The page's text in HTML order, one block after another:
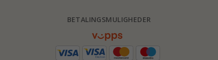
BETALINGSMULIGHEDER